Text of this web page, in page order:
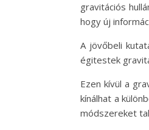
gravitációs
hogy új
A jövőbeli
égitestek
Ezen kívül a
kínálhat a
módszereket